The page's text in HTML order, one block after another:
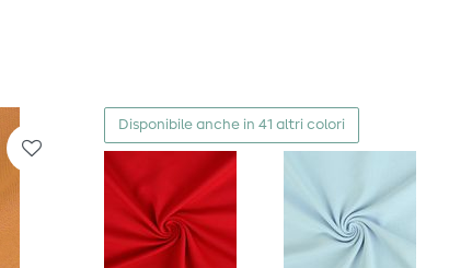
Disponibile anche in 41 altri colori